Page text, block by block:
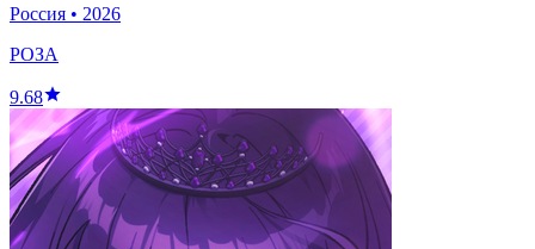
Россия • 2026
РОЗА
9.68